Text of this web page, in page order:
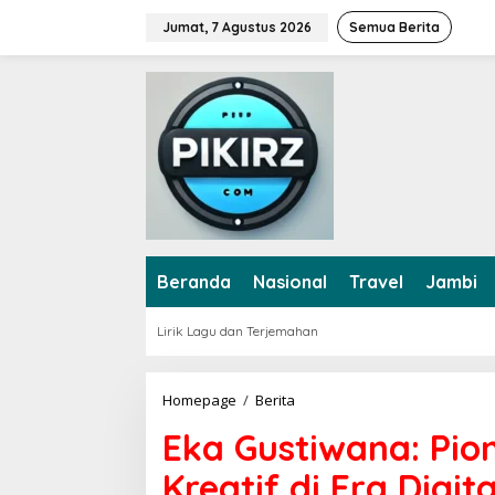
w
Jumat, 7 Agustus 2026 Semua Berita
Beranda Nasional Travel Jambi
Lirik Lagu dan Terjemahan
Homepage / Berita
a
G
u
Eka Gustiwana: